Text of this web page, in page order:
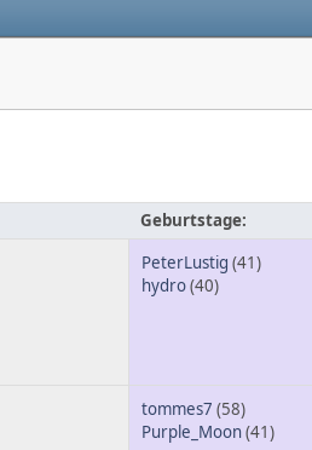
Geburtstage:
PeterLustig (41)
hydro(40)
tommes7 (58)
Purple_Moon(41)